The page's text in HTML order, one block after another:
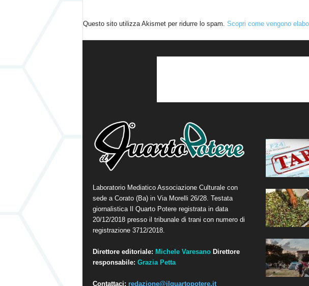
Questo sito utilizza Akismet per ridurre lo spam. Scopri come vengono
Laboratorio Mediatico Associazione Culturale con
sede a Corato (Ba) in Via Morelli 26/28. Testata
giornalistica Il Quarto Potere registrata in data
20/12/2018 presso il tribunale di trani con numero di
registrazione 3712/2018.
Direttore editoriale: Michele Varesano Direttore
responsabile: Grazia Petta
Contattaci: redazione@ilquartopotere.it